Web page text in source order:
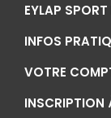
EYLAP
INFOS
VOTRE
INSCRIPTION